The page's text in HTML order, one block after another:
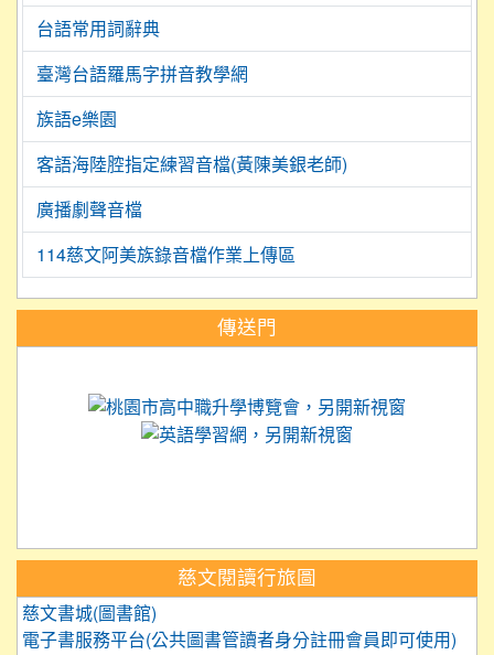
台語常用詞辭典
臺灣台語羅馬字拼音教學網
族語e樂園
客語海陸腔指定練習音檔(黃陳美銀老師)
廣播劇聲音檔
114慈文阿美族錄音檔作業上傳區
傳送門
慈文閱讀行旅圖
慈文書城(圖書館)
電子書服務平台(公共圖書管讀者身分註冊會員即可使用)